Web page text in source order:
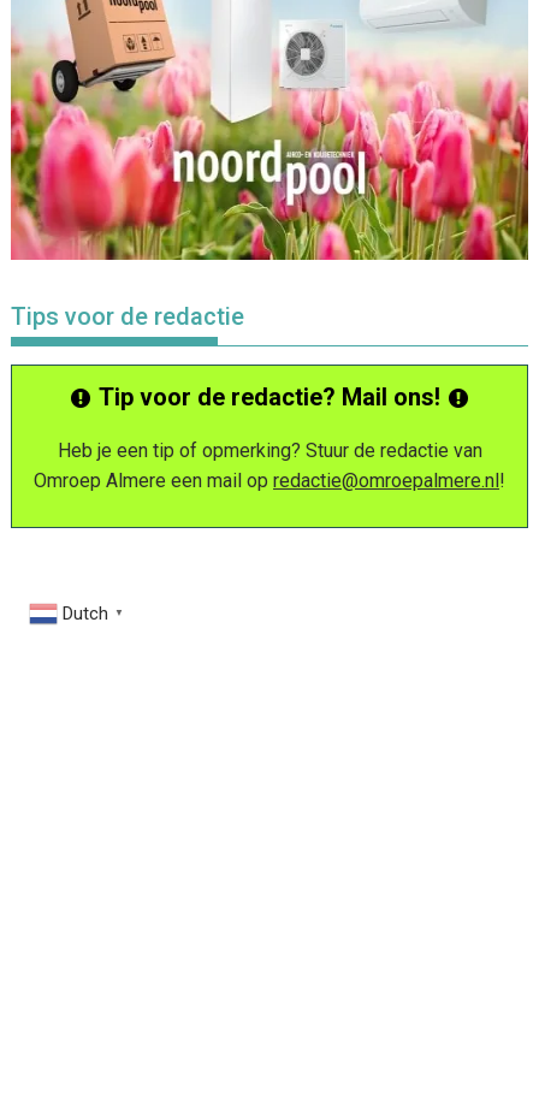
Tips voor de redactie
Tip voor de redactie? Mail ons!
Heb je een tip of opmerking? Stuur de redactie van
Omroep Almere een mail op redactie@omroepalmere.nl!
Dutch ▼